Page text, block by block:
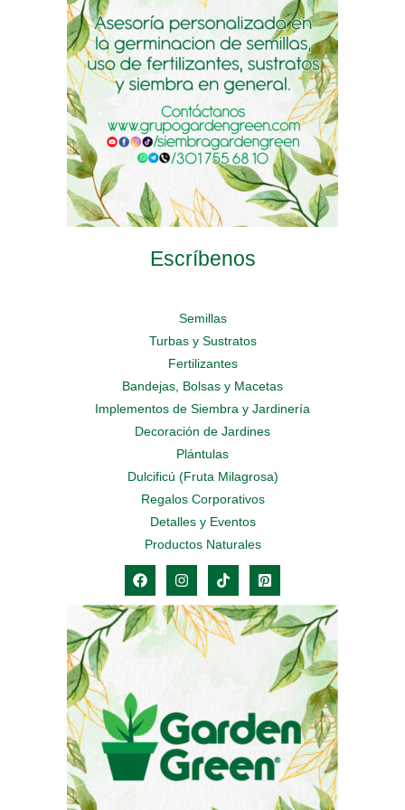
en
página
de
producto
en
la
página
de
producto
la
página
de
producto
Escríbenos
Semillas
Turbas y Sustratos
Fertilizantes
Bandejas, Bolsas y Macetas
Implementos de Siembra y Jardinería
Decoración de Jardines
Plántulas
Dulcificú (Fruta Milagrosa)
Regalos Corporativos
Detalles y Eventos
Productos Naturales